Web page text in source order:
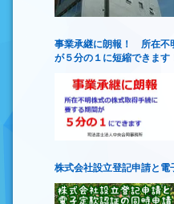
事業承継に朗報！ 所在不
が５分の１に短縮できます
株式会社設立登記申請と電